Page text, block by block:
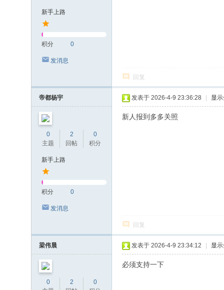
新手上路
积分 0
发消息
回复
帝都杨宇
0
主题
2
回帖
0
积分
新手上路
积分 0
发消息
发表于 2026-4-9 23:36:28 显
新人报到多多关照
回复
梁伟晨
0
2
0
发表于 2026-4-9 23:34:12 显
必须支持一下